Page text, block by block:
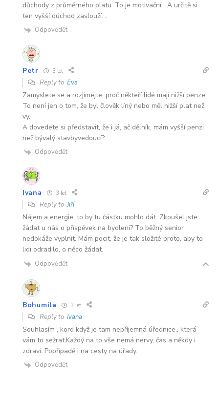
důchody z průměrného platu. To je motivační….A určitě si
ten vyšší důchod zaslouží….
Odpovědět
Petr 3 let
Reply to Eva
Zamyslete se a rozjímejte, proč někteří lidé mají nižší penze.
To není jen o tom, že byl člověk líný nebo měl nižší plat než
vy.
A dovedete si představit, že i já, ač dělník, mám vyšší penzi
než bývalý stavbyvedoucí?
Odpovědět
Ivana 3 let
Reply toJiří
Nájem a energie, to by tu částku mohlo dát. Zkoušel jste
žádat u nás o příspěvek na bydlení? To běžný senior
nedokáže vyplnit. Mám pocit, že je tak složité proto, aby to
lidi odradilo, o něco žádat.
Odpovědět
Bohumila 3 let
Reply to Ivana
Souhlasím , kord když je tam nepříjemná úřednice., která
vám to sežrat.Každý na to vše nemá nervy, čas a někdy i
zdraví. Popřípadě i na cesty na úřady.
Odpovědět